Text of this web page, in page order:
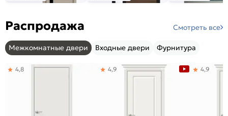
Распродажа Смотреть все
Межкомнатные двери Входные двери Фурнитура
4,8 4,9 4,9